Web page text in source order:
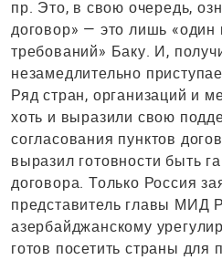
пр. Это, в свою очередь,
договор» — это лишь «один
требований» Баку. И,
незамедлительно
Ряд стран, организаций и
хоть и выразили свою
согласования пунктов
выразил готовности быть
договора. Только Россия
представитель главы МИД
азербайджанскому
готов посетить страны для